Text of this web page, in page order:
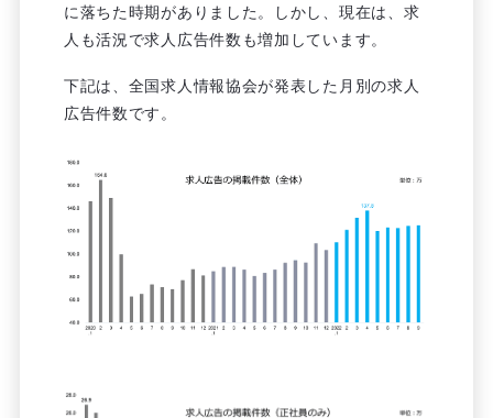
に落ちた時期がありました。しかし、現在は、求
人も活況で求人広告件数も増加しています。
下記は、全国求人情報協会が発表した月別の求人
広告件数です。